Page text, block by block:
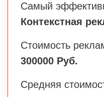
Самый
Контекстная
Стоимость
300000 Руб.
Средняя